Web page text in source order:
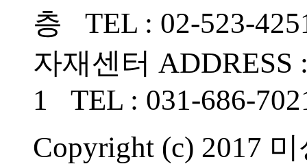
층 TEL : 02-523-
자재센터
1 TEL : 031-686-
Copyright (c) 2017